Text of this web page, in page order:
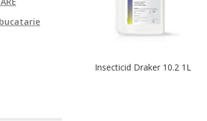
Insecticid Draker 10.2 1L